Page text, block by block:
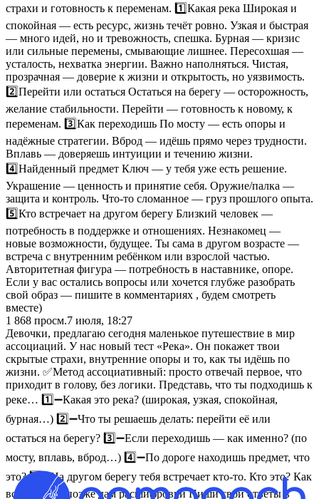
страхи и готовность к переменам. 1️⃣Какая река Широкая и
спокойная — есть ресурс, жизнь течёт ровно. Узкая и быстрая
— много идей, но и тревожность, спешка. Бурная — кризис
или сильные перемены, смывающие лишнее. Пересохшая —
усталость, нехватка энергии. Важно наполняться. Чистая,
прозрачная — доверие к жизни и открытость, но уязвимость.
2️⃣Перейти или остаться Остаться на берегу — осторожность,
желание стабильности. Перейти — готовность к новому, к
переменам. 3️⃣Как переходишь По мосту — есть опоры и
надёжные стратегии. Вброд — идёшь прямо через трудности.
Вплавь — доверяешь интуиции и течению жизни.
4️⃣Найденный предмет Ключ — у тебя уже есть решение.
Украшение — ценность и принятие себя. Оружие/палка —
защита и контроль. Что-то сломанное — груз прошлого опыта.
5️⃣Кто встречает на другом берегу Близкий человек —
потребность в поддержке и отношениях. Незнакомец —
новые возможности, будущее. Ты сама в другом возрасте —
встреча с внутренним ребёнком или взрослой частью.
Авторитетная фигура — потребность в наставнике, опоре.
Если у вас остались вопросы или хочется глубже разобрать
свой образ — пишите в комментариях , будем смотреть
вместе)
1 868 просм.7 июля, 18:27
Девочки, предлагаю сегодня маленькое путешествие в мир
ассоциаций. У нас новый тест «Река». Он покажет твои
скрытые страхи, внутренние опоры и то, как ты идёшь по
жизни. ✅Метод ассоциативный: просто отвечай первое, что
приходит в голову, без логики. Представь, что ты подходишь к
реке… 1️⃣➖Какая это река? (широкая, узкая, спокойная,
бурная…) 2️⃣➖Что ты решаешь делать: перейти её или
остаться на берегу? 3️⃣➖Если переходишь — как именно? (по
мосту, вплавь, вброд…) 4️⃣➖По дороге находишь предмет, что
это? 5️⃣➖На другом берегу тебя встречает кто-то. Кто это? Как
всегда, чуть позже дам расшифровки Пиши свои ответы в